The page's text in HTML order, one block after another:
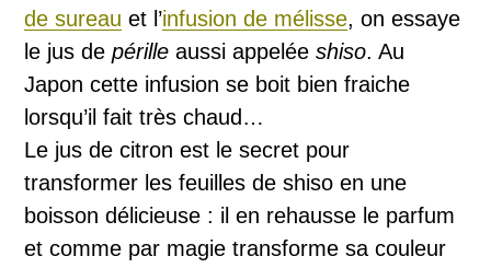
de sureau et l’infusion de mélisse, on essaye
le jus depérille aussi appeléeshiso. Au
Japon cette infusion se boit bien fraiche
lorsqu’il fait très chaud…
Le jus de citron est le secret pour
transformer les feuilles de shiso en une
boisson délicieuse : il en rehausse le parfum
et comme par magie transforme sa couleur